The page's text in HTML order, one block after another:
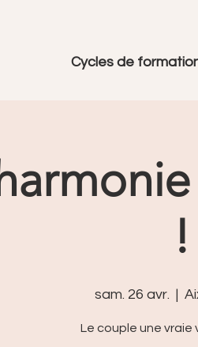
Cycles de
!
sam. 26 avr.
  |
Le couple une vraie